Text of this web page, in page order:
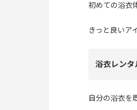
初めての浴衣
きっと良いア
浴衣レンタ
自分の浴衣を